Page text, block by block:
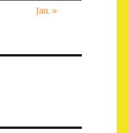
Jan. »